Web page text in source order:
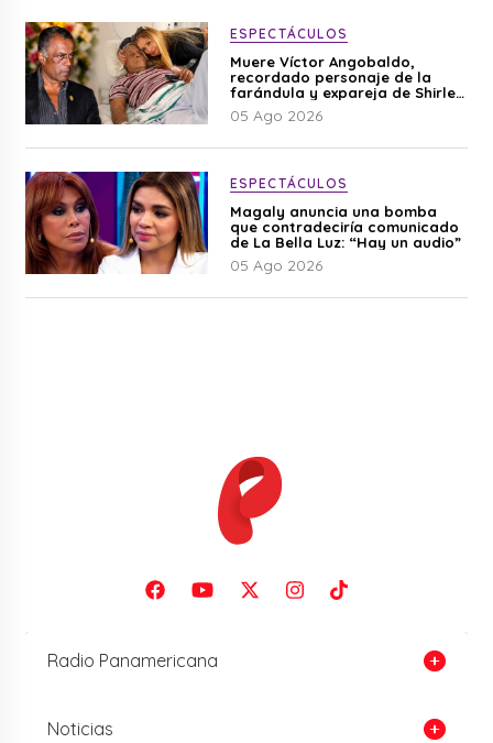
ESPECTÁCULOS
Muere Víctor Angobaldo,
recordado personaje de la
farándula y expareja de Shirley
Cherres
05 Ago 2026
ESPECTÁCULOS
Magaly anuncia una bomba
que contradeciría comunicado
de La Bella Luz: “Hay un audio”
05 Ago 2026
Radio Panamericana
Noticias